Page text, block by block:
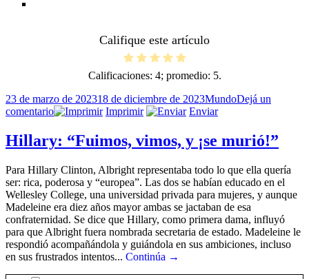
Califique este artículo
Calificaciones: 4; promedio: 5.
Publicado
el
23 de marzo de 202318 de diciembre de 2023Categorías
MundoDejá un
comentarioen
“Un
precio
a
pagar”
Imprimir Enviar
Hillary: “Fuimos, vimos, y ¡se murió!”
Para Hillary Clinton, Albright representaba todo lo que ella quería
ser: rica, poderosa y “europea”. Las dos se habían educado en el
Wellesley College, una universidad privada para mujeres, y aunque
Madeleine era diez años mayor ambas se jactaban de esa
confraternidad. Se dice que Hillary, como primera dama, influyó
para que Albright fuera nombrada secretaria de estado. Madeleine le
respondió acompañándola y guiándola en sus ambiciones, incluso
en sus frustrados intentos... Continúa →